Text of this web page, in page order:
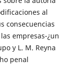
al
consecuencias
empresas-¿un
y L. M. Reyna
penal